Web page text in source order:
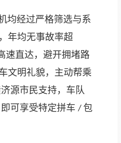
均经过严格筛选与系
年均无事故率超
速直达，避开拥堵路
文明礼貌，主动帮乘
源市民支持，车队
可享受特定拼车 / 包